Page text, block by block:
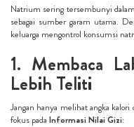
Natrium sering tersembunyi
sebagai sumber garam utama.
keluarga mengontrol konsumsi
1. Membaca
Lebih Teliti
Jangan hanya melihat angka
fokus pada Informasi Nilai Gizi: